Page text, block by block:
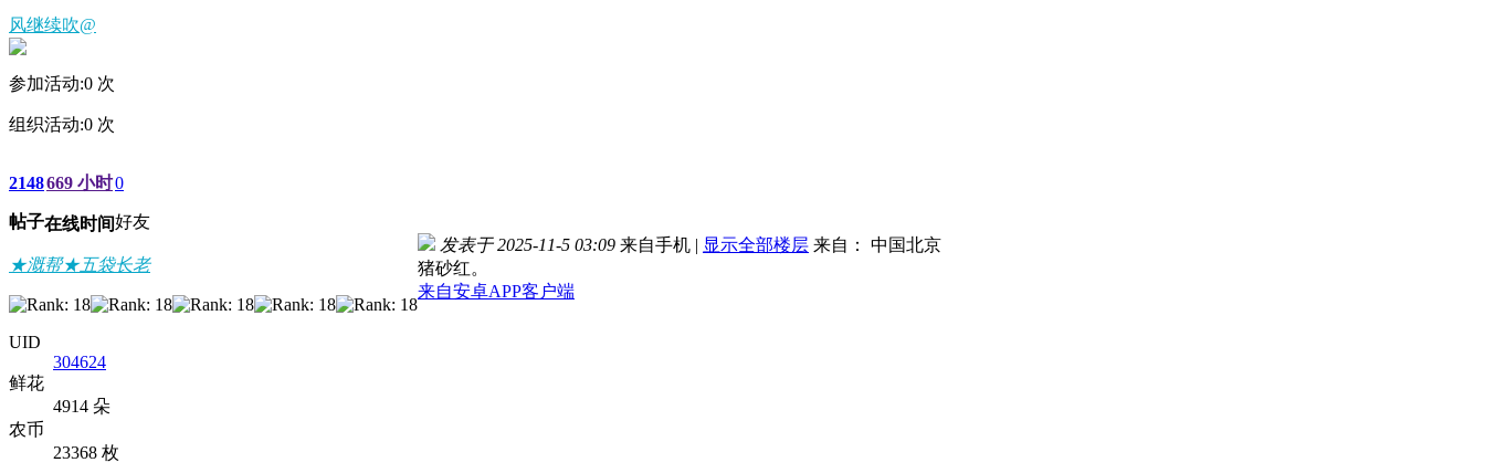
风继续吹@
参加活动:0 次
组织活动:0 次
2148
帖子
669 小时
在线时间
0
好友
★溉帮★五袋长老
UID
304624
鲜花
4914 朵
农币
23368 枚
发表于 2025-11-5 03:09 来自手机 | 显示全部楼层 来自： 中国北京
猪砂红。
来自安卓APP客户端